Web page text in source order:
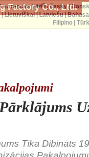
Factory Co., Ltd.
Tika Dibināts
|বাঙ্গালী|česky|
|Lietuviškai|Latviešu|
Filipino|